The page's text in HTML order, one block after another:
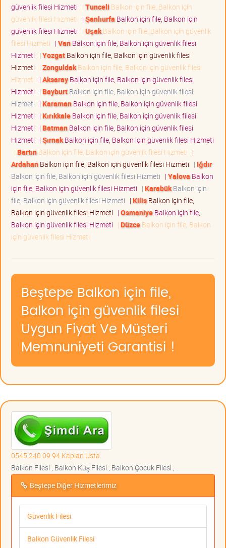
güvenlik filesi Hizmeti | Tunceli Balkon için file, Balkon için
güvenlik filesi Hizmeti | Şanlıurfa Balkon için file, Balkon için
güvenlik filesi Hizmeti | UşakBalkon için file, Balkon için güvenlik
filesi Hizmeti | VanBalkon için file, Balkon için güvenlik filesi
Hizmeti | YozgatBalkon için file, Balkon için güvenlik filesi
Hizmeti | ZonguldakBalkon için file, Balkon için güvenlik filesi
Hizmeti | AksarayBalkon için file, Balkon için güvenlik filesi
Hizmeti | BayburtBalkon için file, Balkon için güvenlik filesi
Hizmeti | KaramanBalkon için file, Balkon için güvenlik filesi
Hizmeti | KırıkkaleBalkon için file, Balkon için güvenlik filesi
Hizmeti | BatmanBalkon için file, Balkon için güvenlik filesi
Hizmeti | ŞırnakBalkon için file, Balkon için güvenlik filesi Hizmeti
| BartınBalkon için file, Balkon için güvenlik filesi Hizmeti |
ArdahanBalkon için file, Balkon için güvenlik filesi Hizmeti | Iğdır
Balkon için file, Balkon için güvenlik filesi Hizmeti | Yalova Balkon
için file, Balkon için güvenlik filesi Hizmeti | KarabükBalkon için
file, Balkon için güvenlik filesi Hizmeti | KilisBalkon için file,
Balkon için güvenlik filesi Hizmeti | OsmaniyeBalkon için file,
Balkon için güvenlik filesi Hizmeti | DüzceBalkon için file, Balkon
için güvenlik filesi Hizmeti
Beştepe Balkon için file,
Balkon için güvenlik filesi
Uygun Fiyat Ve Müşteri
Memnuniyeti Garantisi !
0545 240 09 94 Kaplan Usta
Balkon Filesi , Balkon Kuş Filesi , Balkon Çocuk Filesi ,
Beştepe Diğer Hizmetlerimiz
Güvenlik Filesi
Balkon Güvenlik Filesi